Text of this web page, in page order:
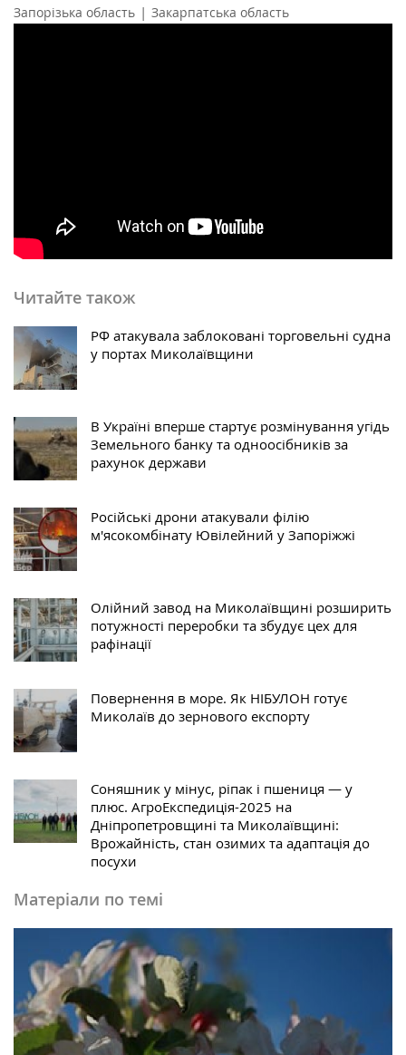
Запорізька область | Закарпатська область
Читайте також
РФ атакувала заблоковані торговельні судна
у портах Миколаївщини
В Україні вперше стартує розмінування угідь
Земельного банку та одноосібників за
рахунок держави
Російські дрони атакували філію
м'ясокомбінату Ювілейний у Запоріжжі
Олійний завод на Миколаївщині розширить
потужності переробки та збудує цех для
рафінації
Повернення в море. Як НІБУЛОН готує
Миколаїв до зернового експорту
Соняшник у мінус, ріпак і пшениця — у
плюс. АгроЕкспедиція-2025 на
Дніпропетровщині та Миколаївщині:
Врожайність, стан озимих та адаптація до
посухи
Матеріали по темі